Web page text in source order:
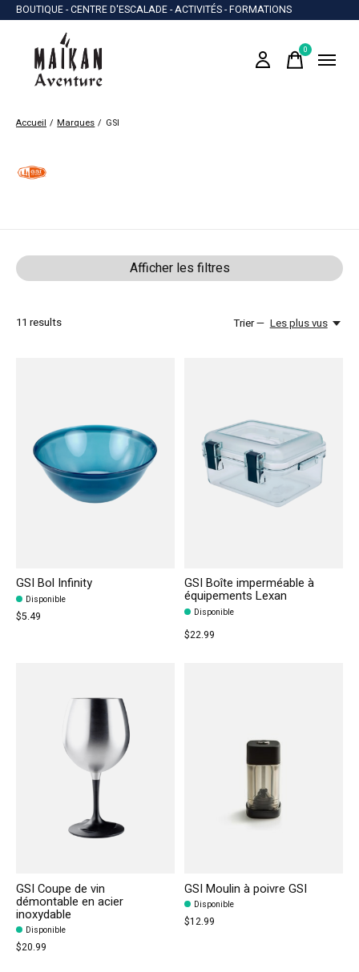
BOUTIQUE - CENTRE D'ESCALADE - ACTIVITÉS - FORMATIONS
0items
Accueil / Marques / GSI
GSI
Afficher les filtres
11 results Trier — Les plus vus
GSI Bol Infinity
Disponible
$5.49
GSI Boîte imperméable à
équipements Lexan
Disponible
$22.99
GSI Coupe de vin
démontable en acier
inoxydable
Disponible
$20.99
GSI Moulin à poivre GSI
Disponible
$12.99